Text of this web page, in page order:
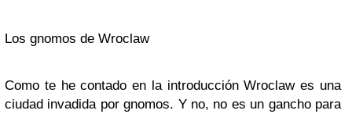
Los gnomos de Wroclaw
Como te he contado en la introducción Wroclaw es una
ciudad invadida por gnomos. Y no, no es un gancho para